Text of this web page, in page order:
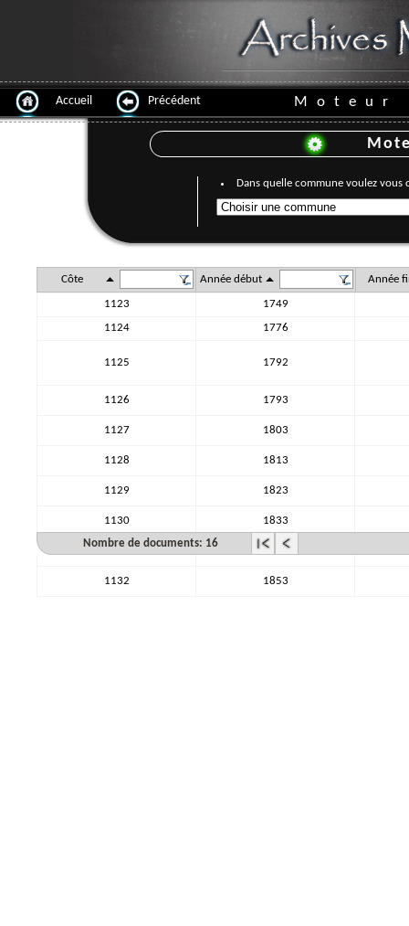
Moteur
Accueil Précédent
Dans quelle commune voulez
Côte Année début Année
1123
1749
1124
1776
1125 1792
1126 1793
1127 1803
1128 1813
1129 1823
1130 1833
1131 1843
1132 1853
Nombre de documents: 16